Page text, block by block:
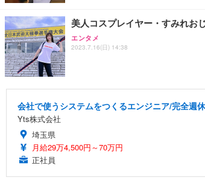
美人コスプレイヤー・すみれお
エンタメ
2023.7.16(日) 14:38
会社で使うシステムをつくるエンジニア/完全週
Yts株式会社
埼玉県
月給29万4,500円～70万円
正社員